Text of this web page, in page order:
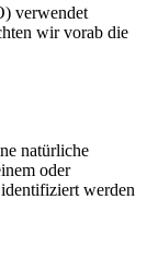
verwendet
wir vorab die
natürliche
oder
werden